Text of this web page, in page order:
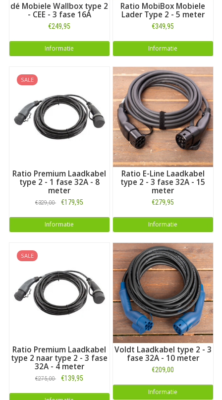
dé Mobiele Wallbox type 2
- CEE - 3 fase 16A
€249,95
Informatie
Ratio MobiBox Mobiele
Lader Type 2 - 5 meter
€349,95
Informatie
SALE
Ratio Premium Laadkabel
type 2 - 1 fase 32A - 8
meter
€329,00 €179,95
Informatie
Ratio E-Line Laadkabel
type 2 - 3 fase 32A - 15
meter
€279,95
Informatie
SALE
Ratio Premium Laadkabel
type 2 naar type 2 - 3 fase
32A - 4 meter
€275,00 €139,95
Voldt Laadkabel type 2 - 3
fase 32A - 10 meter
€209,00
Informatie